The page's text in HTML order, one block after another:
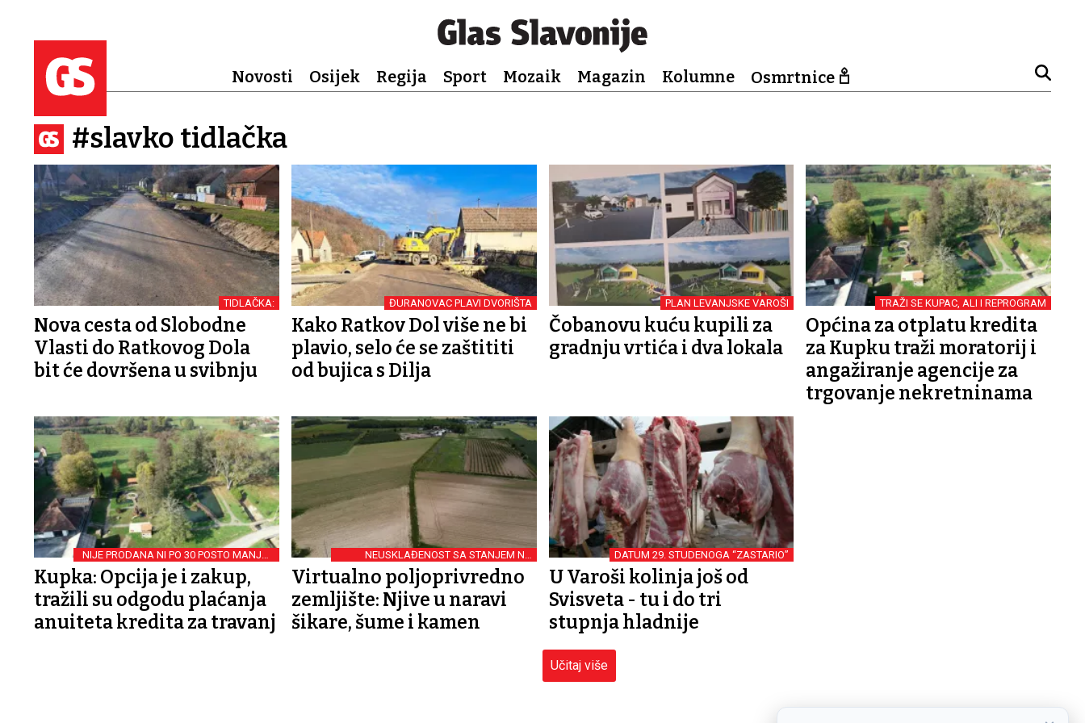
Novosti Osijek Regija Sport Mozaik Magazin Kolumne Osmrtnice
#slavko tidlačka
TIDLAČKA:
Nova cesta od Slobodne
Vlasti do Ratkovog Dola
bit će dovršena u svibnju
ĐURANOVAC PLAVI DVORIŠTA
Kako Ratkov Dol više ne bi
plavio, selo će se zaštititi
od bujica s Dilja
PLAN LEVANJSKE VAROŠI
Čobanovu kuću kupili za
gradnju vrtića i dva lokala
TRAŽI SE KUPAC, ALI I REPROGRAM
Općina za otplatu kredita
za Kupku traži moratorij i
angažiranje agencije za
trgovanje nekretninama
NIJE PRODANA NI PO 30 POSTO MANJOJ
CIJENI
Kupka: Opcija je i zakup,
tražili su odgodu plaćanja
anuiteta kredita za travanj
NEUSKLAĐENOST SA STANJEM NA
TERENU
Virtualno poljoprivredno
zemljište: Njive u naravi
šikare, šume i kamen
DATUM 29. STUDENOGA “ZASTARIO”
U Varoši kolinja još od
Svisveta - tu i do tri
stupnja hladnije
Učitaj više